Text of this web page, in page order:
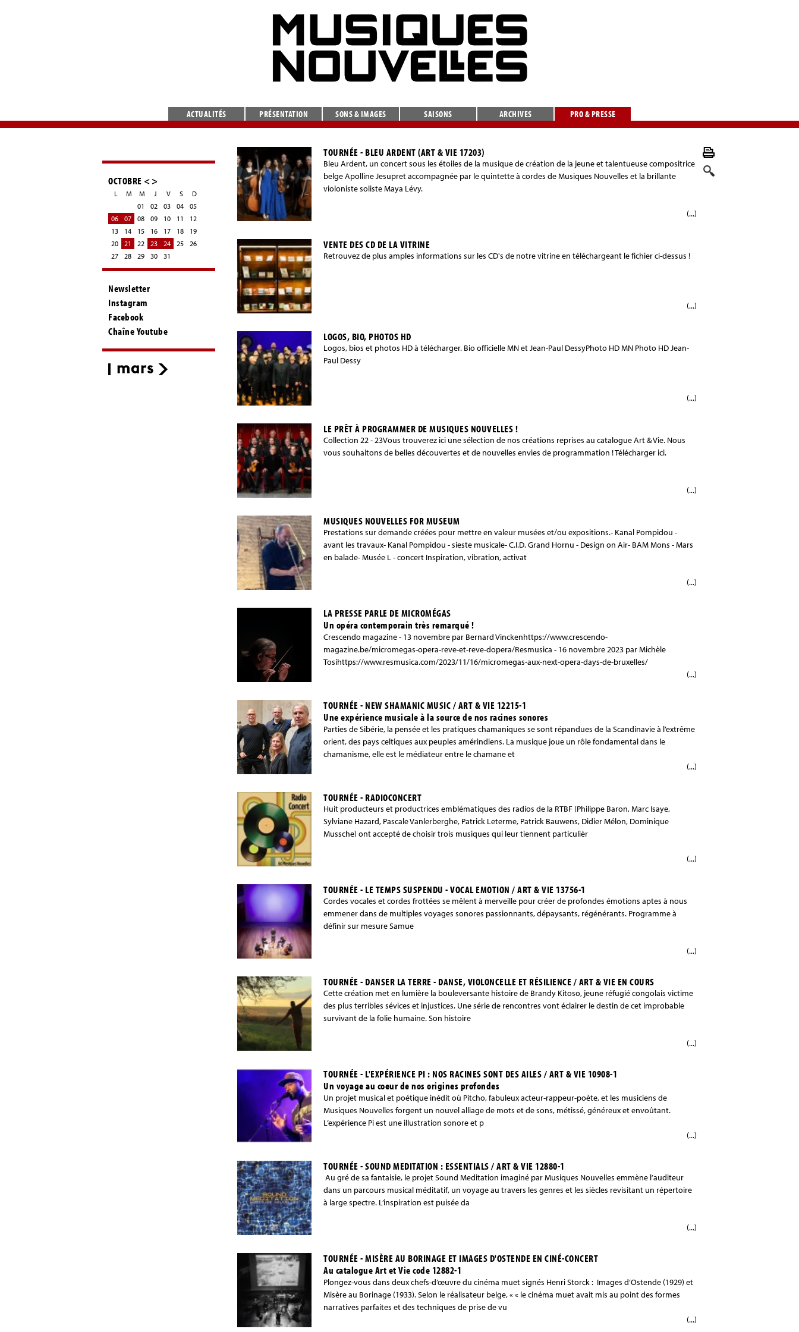
ACTUALITÉS PRÉSENTATION SONS & IMAGES SAISONS ARCHIVES PRO & PRESSE
OCTOBRE <>
L M M J V S
D
01
02 03 04
05
06
07 08 09 10 11
12
13
14 15 16 17 18
19
20
21 22 23 24 25
26
27
28 29 30 31
Newsletter
Instagram
Facebook
Chaîne Youtube
TOURNÉE - BLEU ARDENT (ART & VIE 17203)
Bleu Ardent, un concert sous les étoiles de la musique de création de la jeune et talentueuse compositrice
belge Apolline Jesupret accompagnée par le quintette à cordes de Musiques Nouvelles et la brillante
violoniste soliste Maya Lévy.
(...)
VENTE DES CD DE LA VITRINE
Retrouvez de plus amples informations sur les CD's de notre vitrine en téléchargeant le fichier ci-dessus !
(...)
LOGOS, BIO, PHOTOS HD
Logos, bios et photos HD à télécharger. Bio officielle MN et Jean-Paul DessyPhoto HD MN Photo HD Jean-
Paul Dessy
(...)
LE PRÊT À PROGRAMMER DE MUSIQUES NOUVELLES !
Collection 22 - 23Vous trouverez ici une sélection de nos créations reprises au catalogue Art & Vie. Nous
vous souhaitons de belles découvertes et de nouvelles envies de programmation ! Télécharger ici.
(...)
MUSIQUES NOUVELLES FOR MUSEUM
Prestations sur demande créées pour mettre en valeur musées et/ou expositions.- Kanal Pompidou -
avant les travaux- Kanal Pompidou - sieste musicale- C.I.D. Grand Hornu - Design on Air- BAM Mons - Mars
en balade- Musée L - concert Inspiration, vibration, activat
(...)
LA PRESSE PARLE DE MICROMÉGAS
Un opéra contemporain très remarqué !
Crescendo magazine - 13 novembre par Bernard Vinckenhttps://www.crescendo-
magazine.be/micromegas-opera-reve-et-reve-dopera/Resmusica - 16 novembre 2023 par Michèle
Tosihttps://www.resmusica.com/2023/11/16/micromegas-aux-next-opera-days-de-bruxelles/
(...)
TOURNÉE - NEW SHAMANIC MUSIC / ART & VIE 12215-1
Une expérience musicale à la source de nos racines sonores
Parties de Sibérie, la pensée et les pratiques chamaniques se sont répandues de la Scandinavie à l’extrême
orient, des pays celtiques aux peuples amérindiens. La musique joue un rôle fondamental dans le
chamanisme, elle est le médiateur entre le chamane et
(...)
TOURNÉE - RADIOCONCERT
Huit producteurs et productrices emblématiques des radios de la RTBF (Philippe Baron, Marc Isaye,
Sylviane Hazard, Pascale Vanlerberghe, Patrick Leterme, Patrick Bauwens, Didier Mélon, Dominique
Mussche) ont accepté de choisir trois musiques qui leur tiennent particulièr
(...)
TOURNÉE - LE TEMPS SUSPENDU - VOCAL EMOTION / ART & VIE 13756-1
Cordes vocales et cordes frottées se mêlent à merveille pour créer de profondes émotions aptes à nous
emmener dans de multiples voyages sonores passionnants, dépaysants, régénérants. Programme à
définir sur mesure Samue
(...)
TOURNÉE - DANSER LA TERRE - DANSE, VIOLONCELLE ET RÉSILIENCE / ART & VIE EN COURS
Cette création met en lumière la bouleversante histoire de Brandy Kitoso, jeune réfugié congolais victime
des plus terribles sévices et injustices. Une série de rencontres vont éclairer le destin de cet improbable
survivant de la folie humaine. Son histoire
(...)
TOURNÉE - L'EXPÉRIENCE PI : NOS RACINES SONT DES AILES / ART & VIE 10908-1
Un voyage au coeur de nos origines profondes
Un projet musical et poétique inédit où Pitcho, fabuleux acteur-rappeur-poète, et les musiciens de
Musiques Nouvelles forgent un nouvel alliage de mots et de sons, métissé, généreux et envoûtant.
L’expérience Pi est une illustration sonore et p
(...)
TOURNÉE - SOUND MEDITATION : ESSENTIALS / ART & VIE 12880-1
Au gré de sa fantaisie, le projet Sound Meditation imaginé par Musiques Nouvelles emmène l’auditeur
dans un parcours musical méditatif, un voyage au travers les genres et les siècles revisitant un répertoire
à large spectre. L’inspiration est puisée da
(...)
TOURNÉE - MISÈRE AU BORINAGE ET IMAGES D'OSTENDE EN CINÉ-CONCERT
Au catalogue Art et Vie code 12882-1
Plongez-vous dans deux chefs-d’œuvre du cinéma muet signés Henri Storck : Images d’Ostende (1929) et
Misère au Borinage (1933). Selon le réalisateur belge, « « le cinéma muet avait mis au point des formes
narratives parfaites et des techniques de prise de vu
(...)